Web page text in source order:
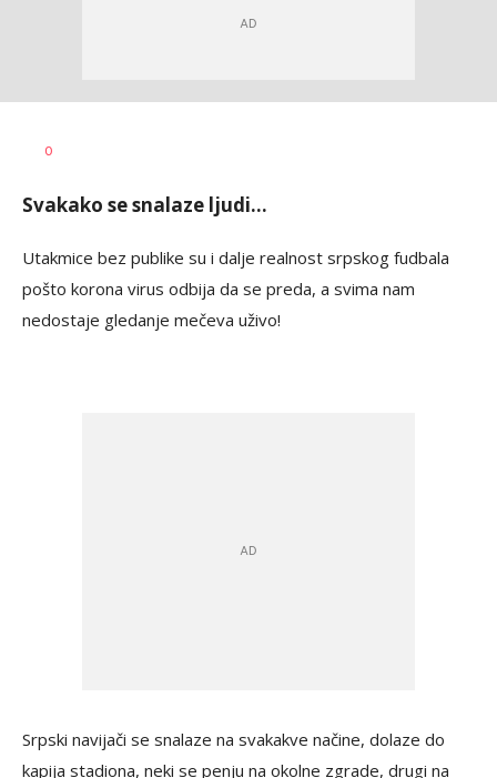
AUTOR
0
Svakako se snalaze ljudi...
Utakmice bez publike su i dalje realnost srpskog fudbala
pošto korona virus odbija da se preda, a svima nam
nedostaje gledanje mečeva uživo!
Srpski navijači se snalaze na svakakve načine, dolaze do
kapija stadiona, neki se penju na okolne zgrade, drugi na